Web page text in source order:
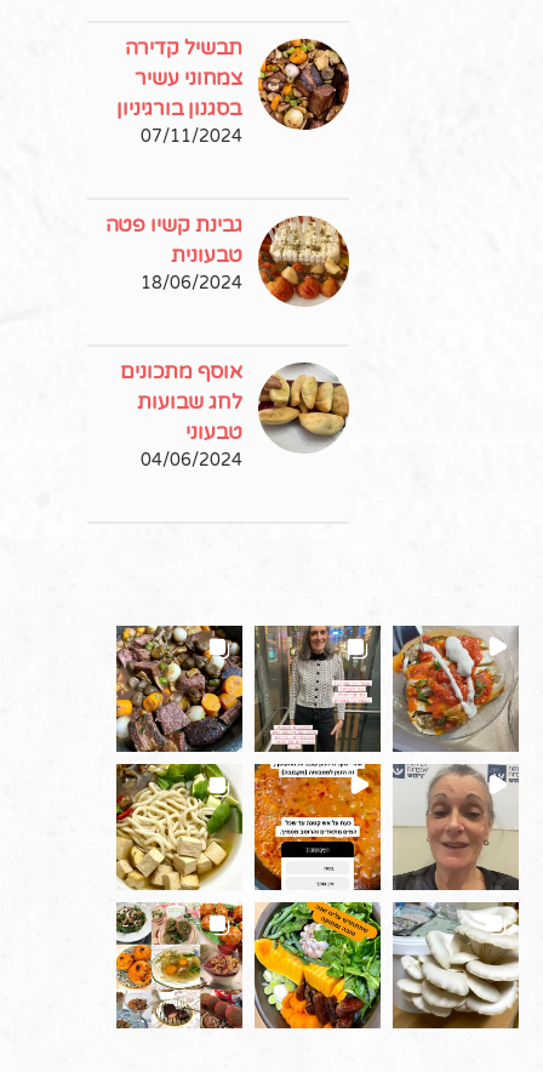
תבשיל קדירה
צמחוני עשיר
בסגנון בורגיניון
07/11/2024
גבינת קשיו פטה
טבעונית
18/06/2024
אוסף מתכונים
לחג שבועות
טבעוני
04/06/2024